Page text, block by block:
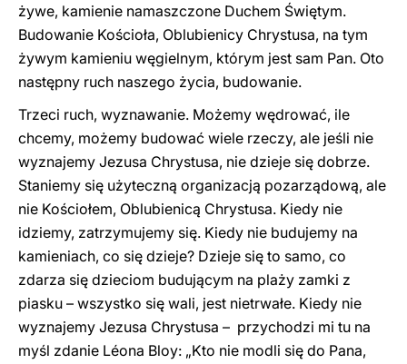
żywe, kamienie namaszczone Duchem Świętym.
Budowanie Kościoła, Oblubienicy Chrystusa, na tym
żywym kamieniu węgielnym, którym jest sam Pan. Oto
następny ruch naszego życia, budowanie.
Trzeci ruch, wyznawanie. Możemy wędrować, ile
chcemy, możemy budować wiele rzeczy, ale jeśli nie
wyznajemy Jezusa Chrystusa, nie dzieje się dobrze.
Staniemy się użyteczną organizacją pozarządową, ale
nie Kościołem, Oblubienicą Chrystusa. Kiedy nie
idziemy, zatrzymujemy się. Kiedy nie budujemy na
kamieniach, co się dzieje? Dzieje się to samo, co
zdarza się dzieciom budującym na plaży zamki z
piasku – wszystko się wali, jest nietrwałe. Kiedy nie
wyznajemy Jezusa Chrystusa – przychodzi mi tu na
myśl zdanie Léona Bloy: „Kto nie modli się do Pana,